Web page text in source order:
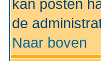
kan posten
de
Naar boven